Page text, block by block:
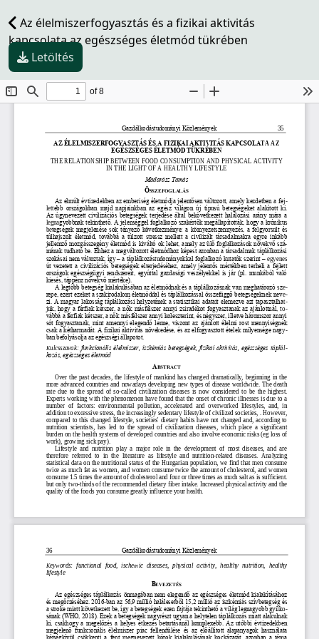
Az élelmiszerfogyasztás és a fizikai aktivitás
kapcsolata az egészséges életmód tükrében
Letöltés